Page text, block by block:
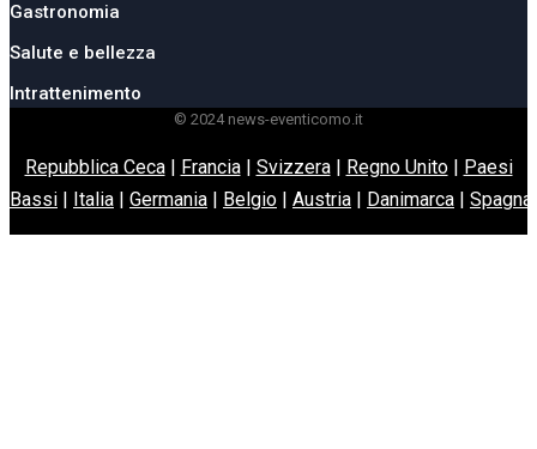
Gastronomia
Salute e bellezza
Intrattenimento
© 2024 news-eventicomo.it
Repubblica Ceca| Francia| Svizzera| Regno Unito| Paesi
Bassi | Italia | Germania | Belgio | Austria | Danimarca | Spagna